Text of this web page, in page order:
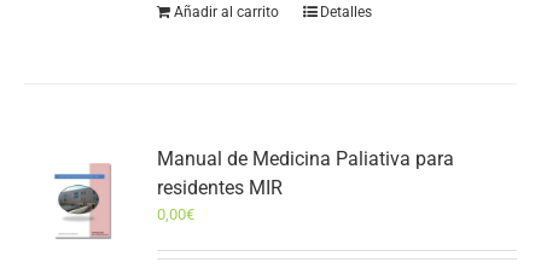
Añadir al carrito Detalles
Manual de Medicina Paliativa para
residentes MIR
0,00€